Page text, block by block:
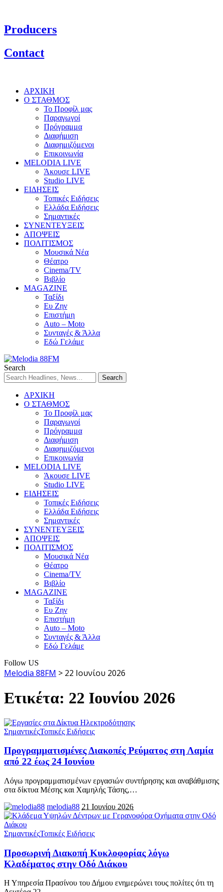
Producers
Contact
ΑΡΧΙΚΗ
Ο ΣΤΑΘΜΟΣ
Το Προφίλ μας
Παραγωγοί
Πρόγραμμα
Διαφήμιση
Διαφημιζόμενοι
Επικοινωνία
MELODIA LIVE
Άκουσε LIVE
Studio LIVE
ΕΙΔΗΣΕΙΣ
Τοπικές Ειδήσεις
Ελλάδα Ειδήσεις
Σημαντικές
ΣΥΝΕΝΤΕΥΞΕΙΣ
ΑΠΟΨΕΙΣ
ΠΟΛΙΤΙΣΜΟΣ
Μουσικά Νέα
Θέατρο
Cinema/TV
Βιβλίο
MAGAZINE
Ταξίδι
Ευ Ζην
Επιστήμη
Auto – Moto
Συνταγές & Άλλα
Εδώ Γελάμε
Search
ΑΡΧΙΚΗ
Ο ΣΤΑΘΜΟΣ
Το Προφίλ μας
Παραγωγοί
Πρόγραμμα
Διαφήμιση
Διαφημιζόμενοι
Επικοινωνία
MELODIA LIVE
Άκουσε LIVE
Studio LIVE
ΕΙΔΗΣΕΙΣ
Τοπικές Ειδήσεις
Ελλάδα Ειδήσεις
Σημαντικές
ΣΥΝΕΝΤΕΥΞΕΙΣ
ΑΠΟΨΕΙΣ
ΠΟΛΙΤΙΣΜΟΣ
Μουσικά Νέα
Θέατρο
Cinema/TV
Βιβλίο
MAGAZINE
Ταξίδι
Ευ Ζην
Επιστήμη
Auto – Moto
Συνταγές & Άλλα
Εδώ Γελάμε
Follow US
Melodia 88FM > 22 Ιουνίου 2026
Ετικέτα: 22 Ιουνίου 2026
ΣημαντικέςΤοπικές Ειδήσεις
Προγραμματισμένες Διακοπές Ρεύματος στη Λαμία
από 22 έως 24 Ιουνίου
Λόγω προγραμματισμένων εργασιών συντήρησης και αναβάθμισης
στα δίκτυα Μέσης και Χαμηλής Τάσης,…
melodia88 21 Ιουνίου 2026
ΣημαντικέςΤοπικές Ειδήσεις
Προσωρινή Διακοπή Κυκλοφορίας λόγω
Κλαδέματος στην Οδό Διάκου
Η Υπηρεσία Πρασίνου του Δήμου ενημερώνει τους πολίτες ότι τη